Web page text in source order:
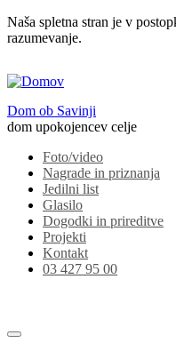
Naša spletna stran je v
razumevanje.
Dom ob Savinji
dom upokojencev celje
Foto/video
Nagrade in priznanja
Jedilni list
Glasilo
Dogodki in prireditve
Projekti
Kontakt
03 427 95 00